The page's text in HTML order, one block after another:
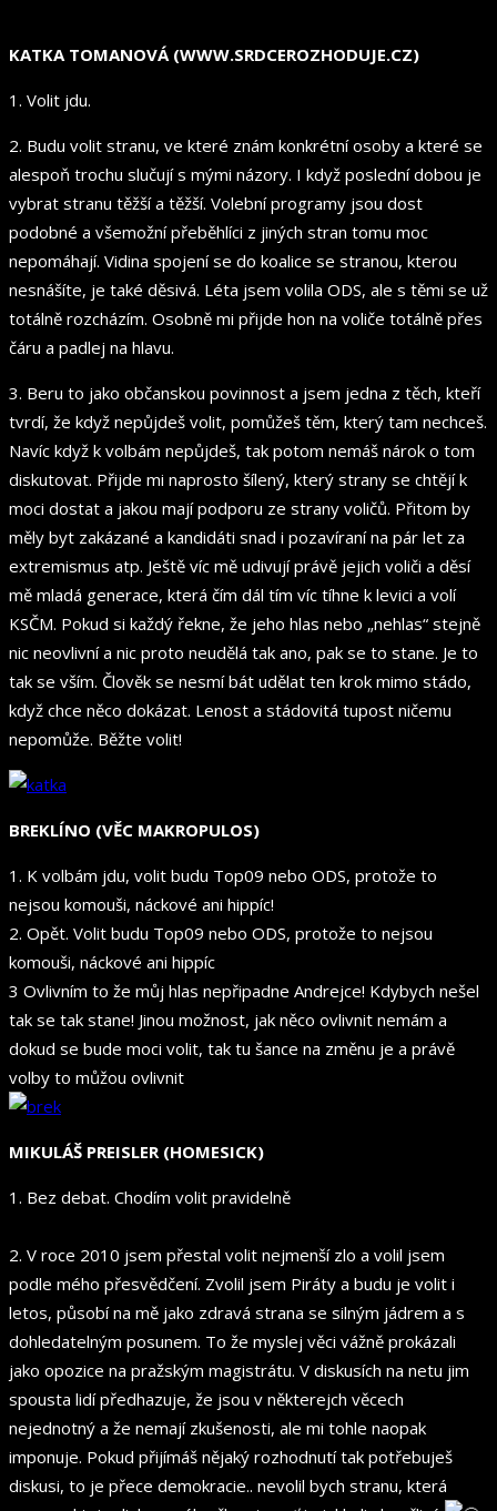
KATKA TOMANOVÁ (WWW.SRDCEROZHODUJE.CZ)
1. Volit jdu.
2. Budu volit stranu, ve které znám konkrétní osoby a které se
alespoň trochu slučují s mými názory. I když poslední dobou je
vybrat stranu těžší a těžší. Volební programy jsou dost
podobné a všemožní přeběhlíci z jiných stran tomu moc
nepomáhají. Vidina spojení se do koalice se stranou, kterou
nesnášíte, je také děsivá. Léta jsem volila ODS, ale s těmi se už
totálně rozcházím. Osobně mi přijde hon na voliče totálně přes
čáru a padlej na hlavu.
3. Beru to jako občanskou povinnost a jsem jedna z těch, kteří
tvrdí, že když nepůjdeš volit, pomůžeš těm, který tam nechceš.
Navíc když k volbám nepůjdeš, tak potom nemáš nárok o tom
diskutovat. Přijde mi naprosto šílený, který strany se chtějí k
moci dostat a jakou mají podporu ze strany voličů. Přitom by
měly byt zakázané a kandidáti snad i pozavíraní na pár let za
extremismus atp. Ještě víc mě udivují právě jejich voliči a děsí
mě mladá generace, která čím dál tím víc tíhne k levici a volí
KSČM. Pokud si každý řekne, že jeho hlas nebo „nehlas“ stejně
nic neovlivní a nic proto neudělá tak ano, pak se to stane. Je to
tak se vším. Člověk se nesmí bát udělat ten krok mimo stádo,
když chce něco dokázat. Lenost a stádovitá tupost ničemu
nepomůže. Běžte volit!
BREKLÍNO (VĚC MAKROPULOS)
1. K volbám jdu, volit budu Top09 nebo ODS, protože to
nejsou komouši, náckové ani hippíc!
2. Opět. Volit budu Top09 nebo ODS, protože to nejsou
komouši, náckové ani hippíc
3 Ovlivním to že můj hlas nepřipadne Andrejce! Kdybych nešel
tak se tak stane! Jinou možnost, jak něco ovlivnit nemám a
dokud se bude moci volit, tak tu šance na změnu je a právě
volby to můžou ovlivnit
MIKULÁŠ PREISLER (HOMESICK)
1. Bez debat. Chodím volit pravidelně
2. V roce 2010 jsem přestal volit nejmenší zlo a volil jsem
podle mého přesvědčení. Zvolil jsem Piráty a budu je volit i
letos, působí na mě jako zdravá strana se silným jádrem a s
dohledatelným posunem. To že myslej věci vážně prokázali
jako opozice na pražským magistrátu. V diskusích na netu jim
spousta lidí předhazuje, že jsou v některejch věcech
nejednotný a že nemají zkušenosti, ale mi tohle naopak
imponuje. Pokud přijímáš nějaký rozhodnutí tak potřebuješ
diskusi, to je přece demokracie.. nevolil bych stranu, která